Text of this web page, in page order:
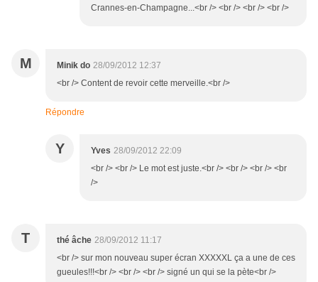
Crannes-en-Champagne...<br /> <br /> <br /> <br />
M Minik do 28/09/2012 12:37
<br /> Content de revoir cette merveille.<br />
Répondre
Y Yves 28/09/2012 22:09
<br /> <br /> Le mot est juste.<br /> <br /> <br /> <br
/>
T thé âche 28/09/2012 11:17
<br /> sur mon nouveau super écran XXXXXL ça a une de ces
gueules!!!<br /> <br /> <br /> signé un qui se la pète<br />